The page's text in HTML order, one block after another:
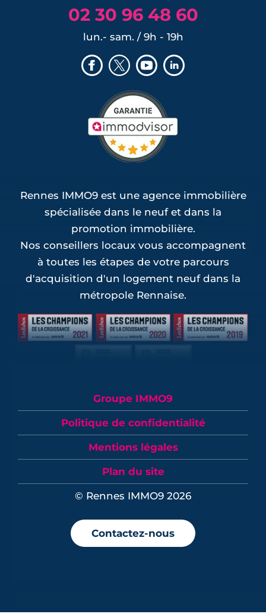
02 30 96 48 60
lun.- sam. / 9h - 19h
Rennes IMMO9 est une agence immobilière
spécialisée dans le neuf et dans la
promotion immobilière.
Nos conseillers locaux vous accompagnent
à toutes les étapes de votre parcours
d'acquisition d'un logement neuf dans la
métropole Rennaise.
Groupe IMMO9
Politique de confidentialité
Mentions légales
Plan du site
© Rennes IMMO9 2026
Contactez-nous